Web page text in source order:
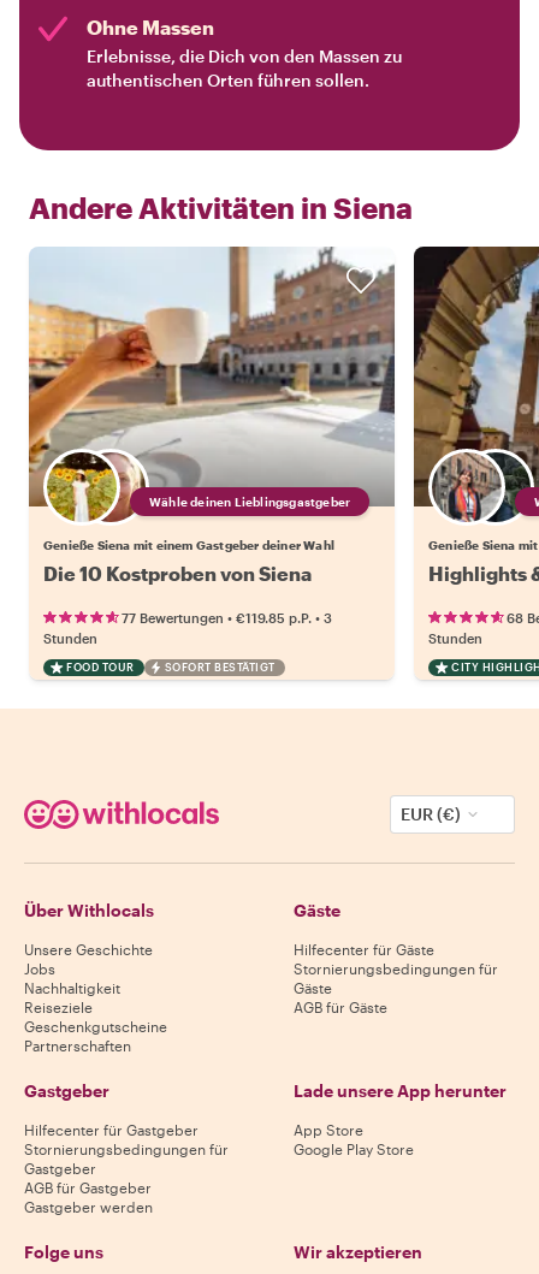
Ohne Massen
Erlebnisse, die Dich von den Massen zu
authentischen Orten führen sollen.
Andere Aktivitäten in Siena
Wähle deinen Lieblingsgastgeber
Genieße Siena mit einem Gastgeber deiner Wahl
Die 10 Kostproben von Siena
77 Bewertungen • €119.85 p.P. • 3
Stunden
FOOD TOUR SOFORT BESTÄTIGT
Genieße Siena
Highlights
68
Stunden
CITY
EUR (€)
Über Withlocals
Unsere Geschichte
Jobs
Nachhaltigkeit
Reiseziele
Geschenkgutscheine
Partnerschaften
Gäste
Hilfecenter für Gäste
Stornierungsbedingungen für
Gäste
AGB für Gäste
Gastgeber
Hilfecenter für Gastgeber
Stornierungsbedingungen für
Gastgeber
AGB für Gastgeber
Gastgeber werden
Lade unsere App herunter
App Store
Google Play Store
Folge uns Wir akzeptieren